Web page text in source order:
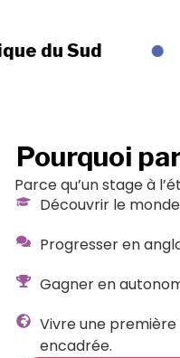
·
Pourquoi
Parce qu’un stage à
Découvrir le
Progresser en
Gagner en
Vivre une
encadrée.